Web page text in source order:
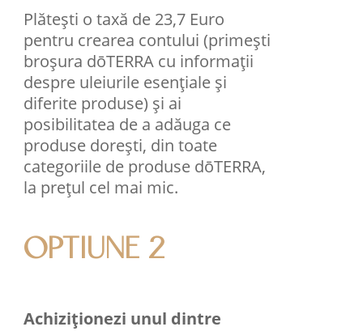
Plătești o taxă de 23,7 Euro
pentru crearea contului (primești
broșura dōTERRA cu informații
despre uleiurile esențiale și
diferite produse) și ai
posibilitatea de a adăuga ce
produse dorești, din toate
categoriile de produse dōTERRA,
la prețul cel mai mic.
OPTIUNE 2
Achiziționezi unul dintre